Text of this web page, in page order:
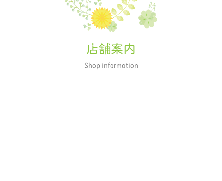
店舗案内
Shop information